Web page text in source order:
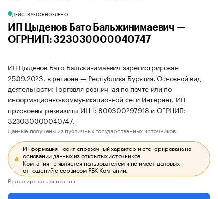
ДЕЙСТВУЕТОБНОВЛЕНО
ИП Цыденов Бато Бальжинимаевич —
ОГРНИП: 323030000040747
ИП Цыденов Бато Бальжинимаевич зарегистрирован
25.09.2023, в регионе — Республика Бурятия. Основной вид
деятельности: Торговля розничная по почте или по
информационно-коммуникационной сети Интернет. ИП
присвоены реквизиты ИНН: 800300297918 и ОГРНИП:
323030000040747.
Данные получены из публичных государственных источников.
Информация носит справочный характер и сгенерирована на
основании данных из открытых источников.
Компания не является пользователем и не имеет деловых
отношений с сервисом РБК Компании.
Редактировать описание